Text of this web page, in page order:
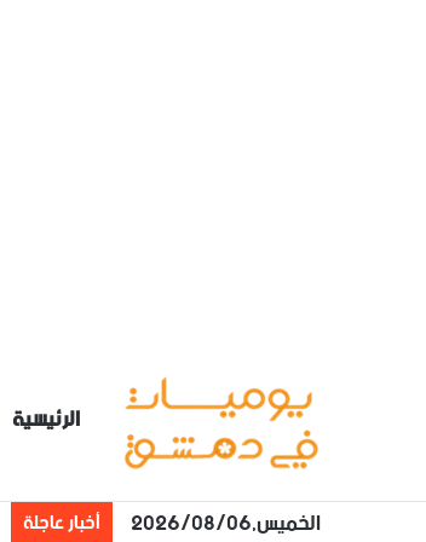
الرئيسية
الخميس,2026/08/06 أخبار عاجلة